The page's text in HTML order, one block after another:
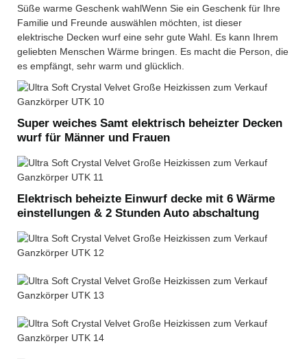
Süße warme Geschenk wahlWenn Sie ein Geschenk für Ihre
Familie und Freunde auswählen möchten, ist dieser
elektrische Decken wurf eine sehr gute Wahl. Es kann Ihrem
geliebten Menschen Wärme bringen. Es macht die Person, die
es empfängt, sehr warm und glücklich.
Super weiches Samt elektrisch beheizter Decken
wurf für Männer und Frauen
Elektrisch beheizte Einwurf decke mit 6 Wärme
einstellungen & 2 Stunden Auto abschaltung